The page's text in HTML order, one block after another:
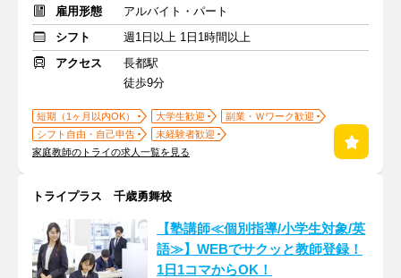
雇用形態
アルバイト・パート
シフト
週1日以上 1日1時間以上
アクセス
長都駅
徒歩9分
短期（1ヶ月以内OK） 大学生歓迎
副業・Ｗワーク歓迎
シフト自由・自己申告
未経験者歓迎
家庭教師のトライの求人一覧を見る
トライプラス 千歳勇舞校
【塾講師≪個別指導/小学生対象/英
語≫】WEBでサクッと教師登録！
1日1コマからOK！